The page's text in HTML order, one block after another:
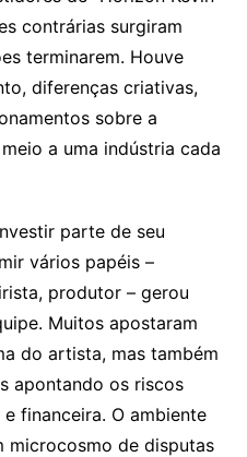
contrárias surgiram
terminarem. Houve
diferenças criativas,
sobre a
a uma indústria cada
parte de seu
vários papéis –
produtor – gerou
Muitos apostaram
do artista, mas também
apontando os riscos
financeira. O ambiente
microcosmo de disputas